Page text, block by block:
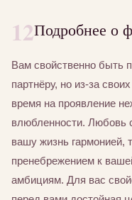
12Подробнее о
Вам свойственно быть
партнёру, но из-за
время на проявление
влюбленности. Любовь
вашу жизнь гармонией,
пренебрежением к
амбициям. Для вас